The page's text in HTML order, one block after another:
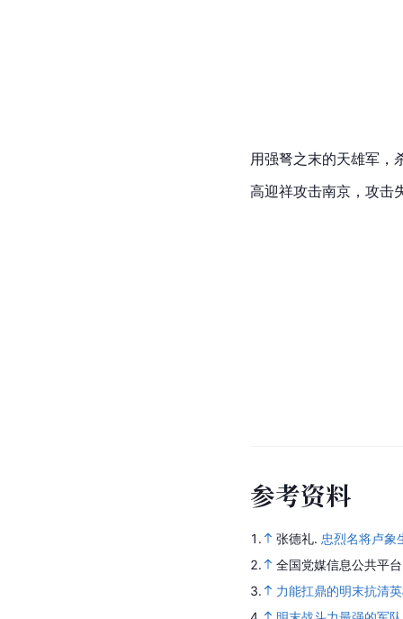
用强弩之末的天雄军，
高迎祥攻击南京 ，攻击
参考资料
1. 张德礼. 忠烈名将卢象
2.
全国党媒信息公共平
3.
力能扛鼎的明末抗清